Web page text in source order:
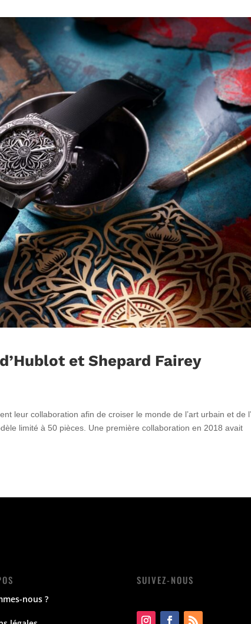
et Shepard Fairey
leur collaboration afin de croiser le monde de l’art urbain et de
limité à 50 pièces. Une première collaboration en 2018 avait
nous ?
SUIVEZ-NOUS